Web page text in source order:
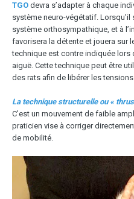
TGO devra s’adapter à chaque
système neuro-végétatif.
système orthosympathique, et à
favorisera la détente et jouera sur
technique est contre indiquée lors
aiguë. Cette technique peut être
des rats afin de libérer les
La technique structurelle ou «
C’est un mouvement de faible
praticien vise à corriger
de mobilité.